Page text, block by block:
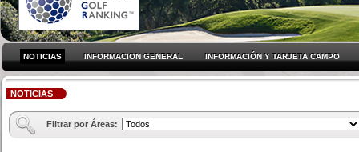
NOTICIAS INFORMACION GENERAL INFORMACIÓN Y TARJETA CAMPO
NOTICIAS
Filtrar por Áreas: